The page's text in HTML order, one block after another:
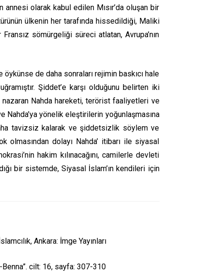
olarak kabul edilen Mısır’da oluşan bir
ülkenin her tarafında hissedildiği, Maliki
sömürgeliği süreci atlatan, Avrupa’nın
öykünse de daha sonraları rejimin baskıcı hale
Şiddet’e karşı olduğunu belirten iki
nazaran Nahda hareketi, terörist faaliyetleri ve
Nahda’ya yönelik eleştirilerin yoğunlaşmasına
tavizsiz kalarak ve şiddetsizlik söylem ve
olmasından dolayı Nahda’ itibarı ile siyasal
hakim kılınacağını, camilerle devleti
bir sistemde, Siyasal İslam’ın kendileri için
Ankara: İmge Yayınları
cilt: 16, sayfa: 307-310